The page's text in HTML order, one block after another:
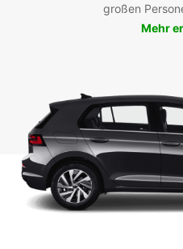
großen
Mehr